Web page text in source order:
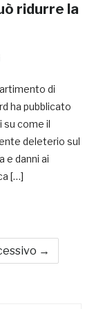
ridurre la
di
ha pubblicato
su come il
deleterio sul
e danni ai
[…]
→